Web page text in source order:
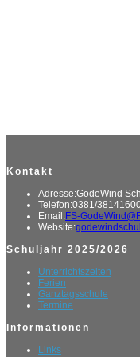
Kontakt
Adresse:GodeWind
Telefon:0381/
Email:FS-
Website:
Schuljahr 2025/2026
Unterrichtszeiten
Ferien
Ganztagsschule
Termine
Informationen
Links